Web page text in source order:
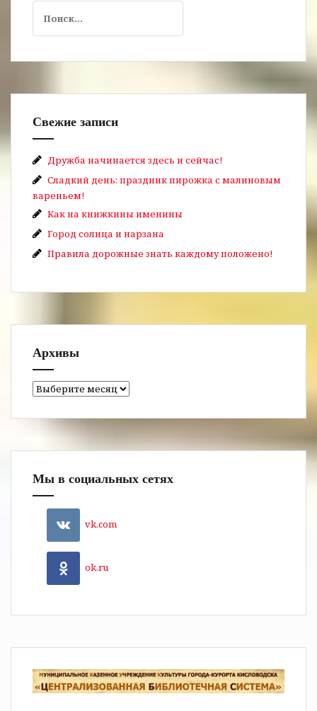
Свежие записи
Дружба начинается здесь и сейчас!
Сладкий день: праздник пирожка с малиновым
вареньем!
Как на книжкины именины
Город солнца и нарзана
Правила дорожные знать каждому положено!
Архивы
Архивы
Мы в социальных сетях
vk.com
ok.ru